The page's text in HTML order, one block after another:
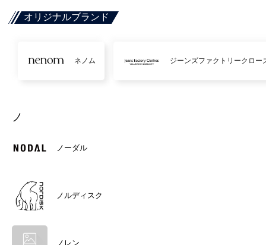
オリジナルブランド
ネノム ジーンズファクトリークロー
ノ
ノーダル
ノルディスク
ノレン